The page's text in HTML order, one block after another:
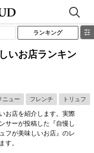
ランキング
いお店ランキン
ニュー フレンチ トリュフ
お店を紹介します。実際
サーが投稿した『自慢し
フが美味しいお店』のレ
す。